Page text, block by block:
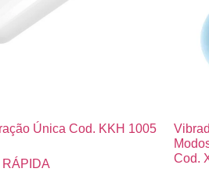
Única Cod. KKH 1005
RÁPIDA
Cod.